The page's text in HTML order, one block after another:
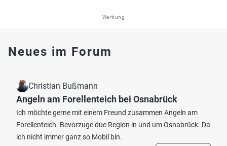
Werbung
Neues im Forum
Christian Bußmann
Angeln am Forellenteich bei Osnabrück
Ich möchte gerne mit einem Freund zusammen Angeln am
Forellenteich. Bevorzuge due Region in und um Osnabrück. Da
ich nicht immer ganz so Mobil bin.